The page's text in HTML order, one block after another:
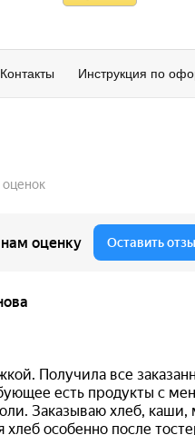
Контакты Инструкция по